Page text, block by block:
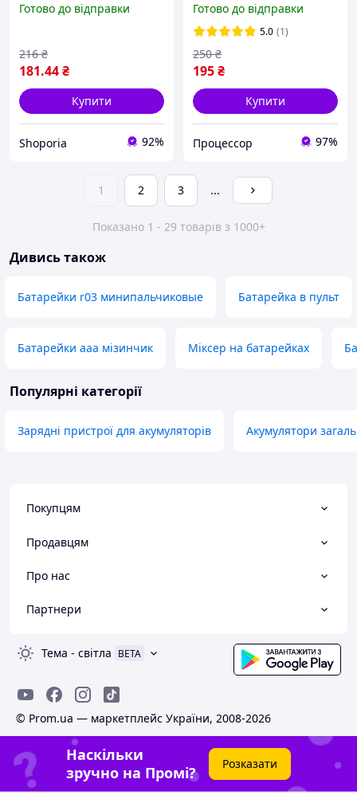
Everyday Power Alkaline
Готово до відправки
181.44₴
216 ₴
Купити
Shoporia 92%
1,5v Alkaline (лужні) Extra
Life +50%
Готово до відправки
5.0 (1)
195₴
250 ₴
Купити
Процессор 97%
1 2 3 ...
Показано 1 - 29 товарів з 1000+
Дивись також
Батарейки r03 минипальчиковые Батарейка в пульт
Батарейки ааа мізинчик Міксер на батарейках
Популярні категорії
Зарядні пристрої для акумуляторів Акумулятори
Покупцям
Продавцям
Про нас
Партнери
Тема - світла BETA
© Prom.ua — маркетплейс України, 2008-2026
Наскільки
зручно на Промі?
Розказати